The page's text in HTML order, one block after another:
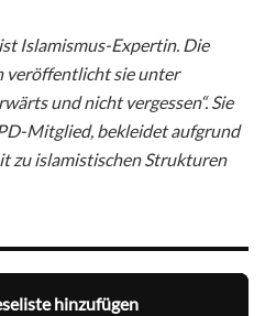
Islamismus-Expertin. Die
veröffentlicht sie unter
und nicht vergessen“. Sie
Mitglied, bekleidet aufgrund
zu islamistischen Strukturen
hinzufügen